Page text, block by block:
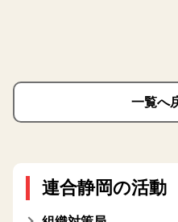
一覧へ
連合静岡の活動